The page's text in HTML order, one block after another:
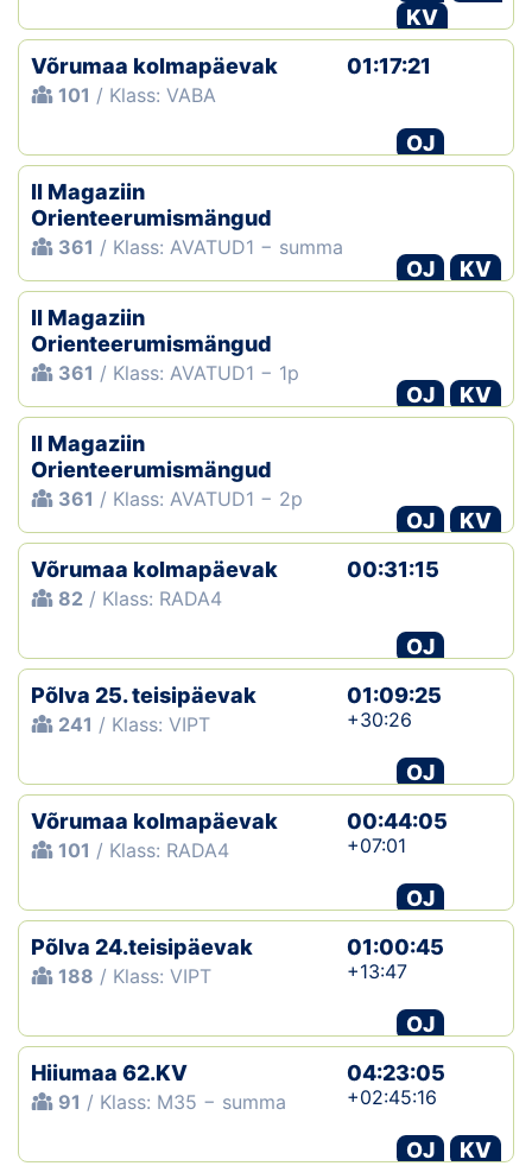
KV
Võrumaa kolmapäevak
101 / Klass: VABA
01:17:21
OJ
II Magaziin
Orienteerumismängud
361 / Klass: AVATUD1 − summa
OJ
KV
II Magaziin
Orienteerumismängud
361 / Klass: AVATUD1 − 1p
OJ
KV
II Magaziin
Orienteerumismängud
361 / Klass: AVATUD1 − 2p
OJ
KV
Võrumaa kolmapäevak
82 / Klass: RADA4
00:31:15
OJ
Põlva 25. teisipäevak
241 / Klass: VIPT
01:09:25
+30:26
OJ
Võrumaa kolmapäevak
101 / Klass: RADA4
00:44:05
+07:01
OJ
Põlva 24.teisipäevak
188 / Klass: VIPT
01:00:45
+13:47
OJ
Hiiumaa 62.KV
91 / Klass: M35 − summa
04:23:05
+02:45:16
OJ
KV